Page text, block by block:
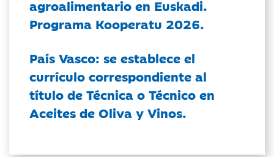
agroalimentario en Euskadi.
Programa Kooperatu 2026.
País Vasco: se establece el
currículo correspondiente al
título de Técnica o Técnico en
Aceites de Oliva y Vinos.